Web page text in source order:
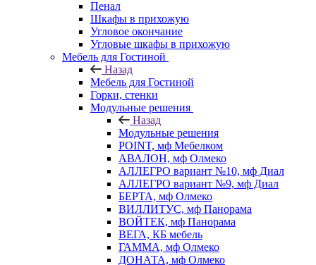
Пенал
Шкафы в прихожую
Угловое окончание
Угловые шкафы в прихожую
Мебель для Гостиной
Назад
Мебель для Гостиной
Горки, стенки
Модульные решения
Назад
Модульные решения
POINT, мф Мебелком
АВАЛОН, мф Олмеко
АЛЛЕГРО вариант №10, мф Диал
АЛЛЕГРО вариант №9, мф Диал
БЕРТА, мф Олмеко
ВИЛЛИТУС, мф Панорама
ВОЙТЕК, мф Панорама
ВЕГА, КБ мебель
ГАММА, мф Олмеко
ДОНАТА, мф Олмеко